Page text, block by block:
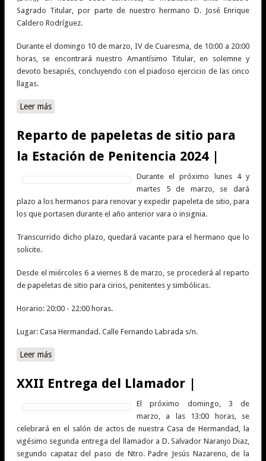
Sagrado Titular, por parte de nuestro hermano D. José Enrique
Caldero Rodríguez.
Durante el domingo 10 de marzo, IV de Cuaresma, de 10:00 a 20:00
horas, se encontrará nuestro Amantísimo Titular, en solemne y
devoto besapiés, concluyendo con el piadoso ejercicio de las cinco
llagas.
Leer mássobre Meditación ante Nuestro Padre Jesús Nazareno
Reparto de papeletas de sitio para
la Estación de Penitencia 2024 |
Durante el próximo lunes 4 y
martes 5 de marzo, se dará
plazo a los hermanos para renovar y expedir papeleta de sitio, para
los que portasen durante el año anterior vara o insignia.
Transcurrido dicho plazo, quedará vacante para el hermano que lo
solicite.
Desde el miércoles 6 a viernes 8 de marzo, se procederá al reparto
de papeletas de sitio para cirios, penitentes y simbólicas.
Horario: 20:00 - 22:00 horas.
Lugar: Casa Hermandad. Calle Fernando Labrada s/n.
Leer mássobre Reparto de papeletas de sitio para la Estación de
XXII Entrega del Llamador |
El próximo domingo, 3 de
marzo, a las 13:00 horas, se
celebrará en el salón de actos de nuestra Casa de Hermandad, la
vigésimo segunda entrega del llamador a D. Salvador Naranjo Diaz,
segundo capataz del paso de Ntro. Padre Jesús Nazareno, de la